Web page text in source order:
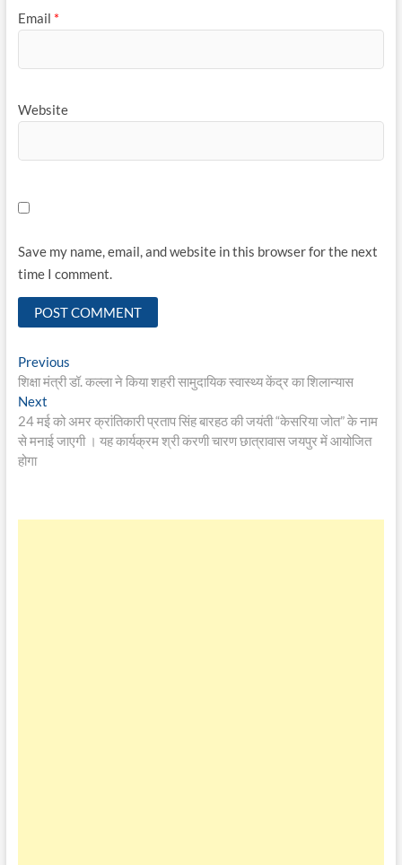
Email *
Website
Save my name, email, and website in this browser for the next
time I comment.
Post
navigation
PreviousPrevious
post:
शिक्षा मंत्री डॉ. कल्ला ने किया शहरी सामुदायिक स्वास्थ्य केंद्र का शिलान्यास
NextNext
post:
24 मई को अमर क्रांतिकारी प्रताप सिंह बारहठ की जयंती “केसरिया जोत” के नाम
से मनाई जाएगी । यह कार्यक्रम श्री करणी चारण छात्रावास जयपुर में आयोजित
होगा